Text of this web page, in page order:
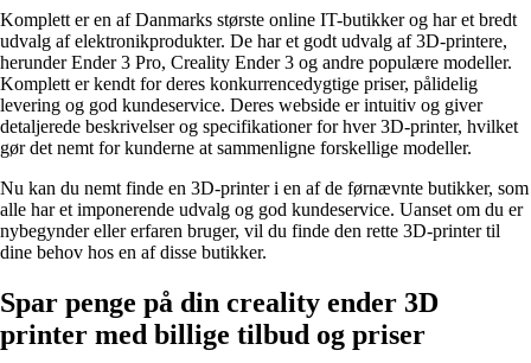
Komplett er en af Danmarks største online IT-butikker og har et bredt
udvalg af elektronikprodukter. De har et godt udvalg af 3D-printere,
herunder Ender 3 Pro, Creality Ender 3 og andre populære modeller.
Komplett er kendt for deres konkurrencedygtige priser, pålidelig
levering og god kundeservice. Deres webside er intuitiv og giver
detaljerede beskrivelser og specifikationer for hver 3D-printer, hvilket
gør det nemt for kunderne at sammenligne forskellige modeller.
Nu kan du nemt finde en 3D-printer i en af de førnævnte butikker, som
alle har et imponerende udvalg og god kundeservice. Uanset om du er
nybegynder eller erfaren bruger, vil du finde den rette 3D-printer til
dine behov hos en af disse butikker.
Spar penge på din creality ender 3D
printer med billige tilbud og priser